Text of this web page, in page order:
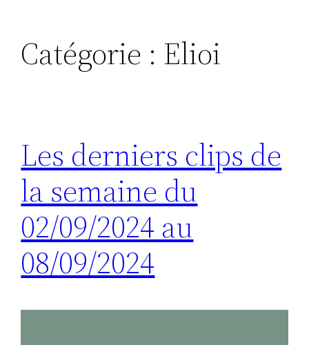
Catégorie : Elioi
Les derniers clips de
la semaine du
02/09/2024 au
08/09/2024